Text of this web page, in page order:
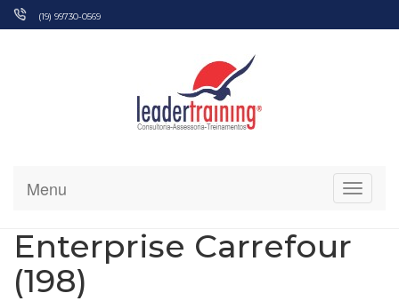
Pular
(19) 99730-0569
Menu
Enterprise Carrefour
(198)